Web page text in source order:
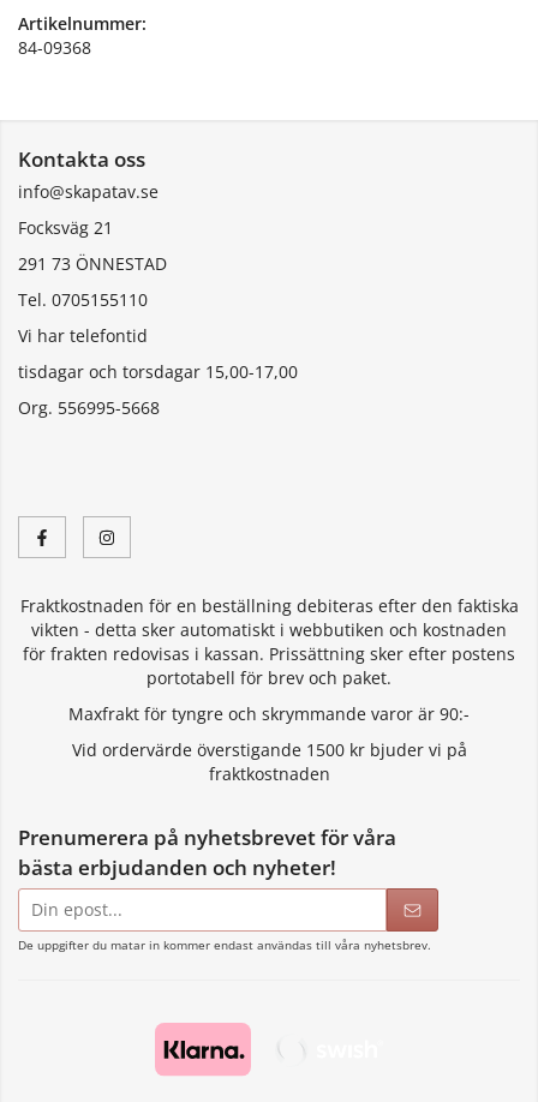
Artikelnummer:
84-09368
Kontakta oss
info@skapatav.se
Focksväg 21
291 73 ÖNNESTAD
Tel. 0705155110
Vi har telefontid
tisdagar och torsdagar 15,00-17,00
Org. 556995-5668
Fraktkostnaden för en beställning debiteras efter den faktiska
vikten - detta sker automatiskt i webbutiken och kostnaden
för frakten redovisas i kassan. Prissättning sker efter postens
portotabell för brev och paket.
Maxfrakt för tyngre och skrymmande varor är 90:-
Vid ordervärde överstigande 1500 kr bjuder vi på
fraktkostnaden
Prenumerera på nyhetsbrevet för våra
bästa erbjudanden och nyheter!
postadress
De uppgifter du matar in kommer endast användas till våra nyhetsbrev.